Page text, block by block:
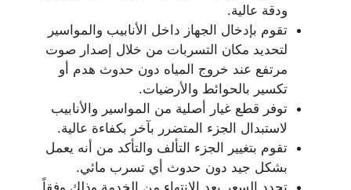
ودقة عالية.
تقوم بإدخال الجهاز داخل الأنابيب والمواسير
لتحديد مكان التسربات من خلال إصدار صوت
مرتفع عند خروج المياه دون حدوث هدم أو
تكسير بالحوائط والأرضيات.
توفر قطع غيار أصلية من المواسير والأنابيب
لاستبدال الجزء المتضرر بآخر بكفاءة عالية.
تقوم بتغيير الجزء التألف والتأكد من أنه يعمل
بشكل جيد دون حدوث أي تسرب مائي.